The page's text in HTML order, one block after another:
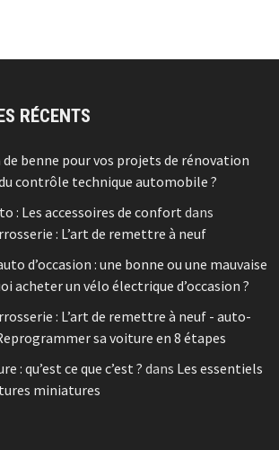
RÉCENTS
benne pour vos projets de rénovation
contrôle technique automobile ?
: Les accessoires de confort dans
: L’art de remettre à neuf
d’occasion : une bonne ou une mauvaise
acheter un vélo électrique d’occasion ?
: L’art de remettre à neuf - auto-
sa voiture en 8 étapes
: qu’est ce que c’est ? dans Les essentiels
miniatures